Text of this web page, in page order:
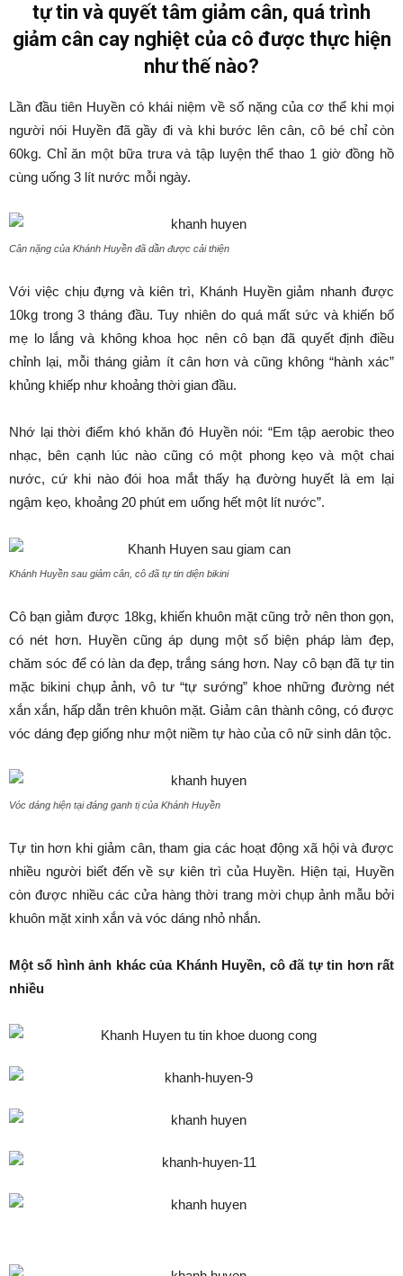
tự tin và quyết tâm giảm cân, quá trình
giảm cân cay nghiệt của cô được thực hiện
như thế nào?
Lần đầu tiên Huyền có khái niệm về số nặng của cơ thể khi mọi
người nói Huyền đã gầy đi và khi bước lên cân, cô bé chỉ còn
60kg. Chỉ ăn một bữa trưa và tập luyện thể thao 1 giờ đồng hồ
cùng uống 3 lít nước mỗi ngày.
Cân nặng của Khánh Huyền đã dần được cải thiện
Với việc chịu đựng và kiên trì, Khánh Huyền giảm nhanh được
10kg trong 3 tháng đầu. Tuy nhiên do quá mất sức và khiến bố
mẹ lo lắng và không khoa học nên cô bạn đã quyết định điều
chỉnh lại, mỗi tháng giảm ít cân hơn và cũng không “hành xác”
khủng khiếp như khoảng thời gian đầu.
Nhớ lại thời điểm khó khăn đó Huyền nói: “Em tập aerobic theo
nhạc, bên cạnh lúc nào cũng có một phong kẹo và một chai
nước, cứ khi nào đói hoa mắt thấy hạ đường huyết là em lại
ngậm kẹo, khoảng 20 phút em uống hết một lít nước”.
Khánh Huyền sau giảm cân, cô đã tự tin diện bikini
Cô bạn giảm được 18kg, khiến khuôn mặt cũng trở nên thon gọn,
có nét hơn. Huyền cũng áp dụng một số biện pháp làm đẹp,
chăm sóc để có làn da đẹp, trắng sáng hơn. Nay cô bạn đã tự tin
mặc bikini chụp ảnh, vô tư “tự sướng” khoe những đường nét
xắn xắn, hấp dẫn trên khuôn mặt. Giảm cân thành công, có được
vóc dáng đẹp giống như một niềm tự hào của cô nữ sinh dân tộc.
Vóc dáng hiện tại đáng ganh tị của Khánh Huyền
Tự tin hơn khi giảm cân, tham gia các hoạt động xã hội và được
nhiều người biết đến về sự kiên trì của Huyền. Hiện tại, Huyền
còn được nhiều các cửa hàng thời trang mời chụp ảnh mẫu bởi
khuôn mặt xinh xắn và vóc dáng nhỏ nhắn.
Một số hình ảnh khác của Khánh Huyền, cô đã tự tin hơn rất
nhiều